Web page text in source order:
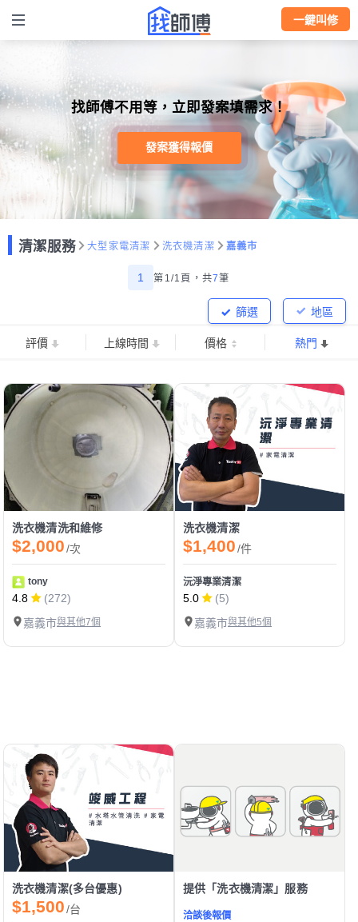
一鍵叫修
找師傅不用等，立即發案填需求！
發案獲得報價
清潔服務 大型家電清潔 洗衣機清潔 嘉義市
1 第1/1頁， 共7筆
地區
篩選
評價 上線時間 價格 熱門
洗衣機清洗和維修
$2,000/次
tony
4.8
(272)
嘉義市與其他7個
洗衣機清潔
$1,400/件
沅淨專業清潔
5.0
(5)
嘉義市與其他5個
洗衣機清潔(多台優惠)
$1,500/台
提供「洗衣機清潔」服務
洽談後報價